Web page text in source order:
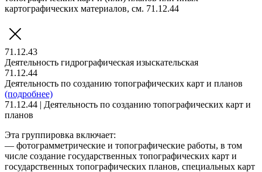
картографических материалов, см. 71.12.44
71.12.43
Деятельность гидрографическая изыскательская
71.12.44
Деятельность по созданию топографических карт и планов
(подробнее)
71.12.44 | Деятельность по созданию топографических карт и
планов
Эта группировка включает:
— фотограмметрические и топографические работы, в том
числе создание государственных топографических карт и
государственных топографических планов, специальных карт